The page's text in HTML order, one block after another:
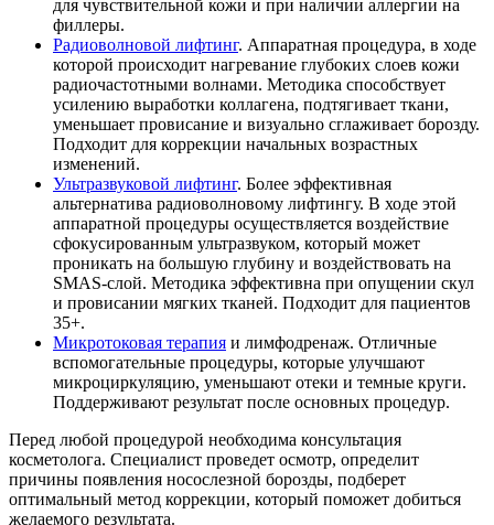
для чувствительной кожи и при наличии аллергии на
филлеры.
Радиоволновой лифтинг. Аппаратная процедура, в ходе
которой происходит нагревание глубоких слоев кожи
радиочастотными волнами. Методика способствует
усилению выработки коллагена, подтягивает ткани,
уменьшает провисание и визуально сглаживает борозду.
Подходит для коррекции начальных возрастных
изменений.
Ультразвуковой лифтинг. Более эффективная
альтернатива радиоволновому лифтингу. В ходе этой
аппаратной процедуры осуществляется воздействие
сфокусированным ультразвуком, который может
проникать на большую глубину и воздействовать на
SMAS-слой. Методика эффективна при опущении скул
и провисании мягких тканей. Подходит для пациентов
35+.
Микротоковая терапия и лимфодренаж. Отличные
вспомогательные процедуры, которые улучшают
микроциркуляцию, уменьшают отеки и темные круги.
Поддерживают результат после основных процедур.
Перед любой процедурой необходима консультация
косметолога. Специалист проведет осмотр, определит
причины появления носослезной борозды, подберет
оптимальный метод коррекции, который поможет добиться
желаемого результата.